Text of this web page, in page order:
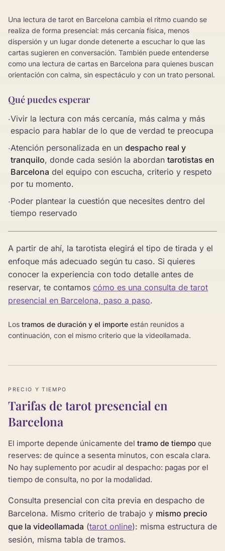
Una lectura de tarot en Barcelona cambia el ritmo cuando se
realiza de forma presencial: más cercanía física, menos
dispersión y un lugar donde detenerte a escuchar lo que las
cartas sugieren en conversación. También puede entenderse
como una lectura de cartas en Barcelona para quienes buscan
orientación con calma, sin espectáculo y con un trato personal.
Qué puedes esperar
·Vivir la lectura con más cercanía, más calma y más
espacio para hablar de lo que de verdad te preocupa
·Atención personalizada en un despacho real y
tranquilo, donde cada sesión la abordan tarotistas en
Barcelona del equipo con escucha, criterio y respeto
por tu momento.
·Poder plantear la cuestión que necesites dentro del
tiempo reservado
A partir de ahí, la tarotista elegirá el tipo de tirada y el
enfoque más adecuado según tu caso. Si quieres
conocer la experiencia con todo detalle antes de
reservar, te contamos cómo es una consulta de tarot
presencial en Barcelona, paso a paso.
Los tramos de duración y el importe están reunidos a
continuación, con el mismo criterio que la videollamada.
PRECIO Y TIEMPO
Tarifas de tarot presencial en
Barcelona
El importe depende únicamente del tramo de tiempo que
reserves: de quince a sesenta minutos, con escala clara.
No hay suplemento por acudir al despacho: pagas por el
tiempo de consulta, no por la modalidad.
Consulta presencial con cita previa en despacho de
Barcelona. Mismo criterio de trabajo y mismo precio
que la videollamada (tarot online): misma estructura de
sesión, misma tabla de tramos.